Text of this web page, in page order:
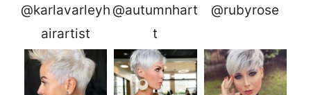
@karlavarleyh
airartist
@autumnhart
t
@rubyrose